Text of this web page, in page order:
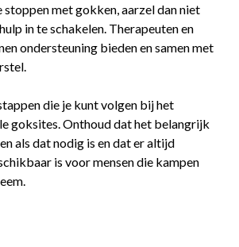
met gokken, aarzel dan niet
in te schakelen. Therapeuten en
ondersteuning bieden en samen met
die je kunt volgen bij het
goksites. Onthoud dat het belangrijk
als dat nodig is en dat er altijd
is voor mensen die kampen